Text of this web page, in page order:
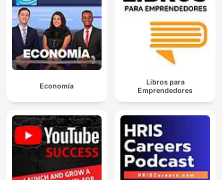
Economía
Libros para
Emprendedores